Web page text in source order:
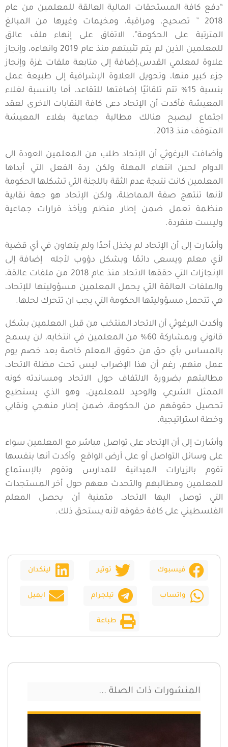
“دفع كافة المستحقات المالية العالقة للمعلمين من عام
2018 ” تصحيح، ومراقبة، ومخيمات وغيرها من المبالغ
المترتبة على الحكومة”، الاتفاق على إنهاء ملف عالق
للمعلمين الذين لم يتم تثبيتهم منذ عام 2019 وانهاءه، وإنجاز
علاوة لمعلمي القدس،إضافة إلى متابعة ملفات غزة وإنجاز
جزء كبير منها، وتحويل العلاوة الإشرافية إلى طبيعة عمل
بنسبة 15% تتم تلقائيًا إضافتها للتقاعد، أما بالنسبة لغلاء
المعيشة فأكدت أن الإتحاد دعى كافة النقابات الاخرى لعقد
اجتماع ليصبح هنالك مطالبة جماعية بغلاء المعيشة
المتوقف منذ 2013.
وأضافت البرغوثي أن الإتحاد طلب من المعلمين العودة الى
الدوام لحين انتهاء المهلة ولكن ردة الفعل التي أبداها
المعلمين كانت نتيجة عدم الثقة باللجنة التي تشكلها الحكومة
لأنها تنتهج صفة المماطلة، ولكن الإتحاد هو جهة نقابية
منظمة تعمل ضمن إطار منظم ويأخذ قرارات جماعية
وليست منفردة.
وأشارت إلى أن الإتحاد لم يخذل أحدًا ولم يتهاون في أي قضية
لأي معلم ويسعى دائمًا وبشكل دؤوب لأجله إضافة إلى
الإنجازات التي حققها الاتحاد منذ عام 2018 من ملفات عالقة،
والملفات العالقة التي يحمل المعلمين مسؤوليتها للإتحاد،
هي تتحمل مسؤوليتها الحكومة التي يجب ان تتحرك لحلها.
وأكدت البرغوثي أن الاتحاد المنتخب من قبل المعلمين بشكل
قانوني وبمشاركة 60% من المعلمين في انتخابه، لن يسمح
بالمساس بأي حق من حقوق المعلم خاصة بعد خصم يوم
عمل منهم، رغم أن هذا الإضراب ليس تحت مظلة الاتحاد،
مطالبتهم بضرورة الالتفاف حول الاتحاد ومساندته كونه
الممثل الشرعي والوحيد للمعلمين، وهو الذي يستطيع
تحصيل حقوقهم من الحكومة، ضمن إطار منهجي ونقابي
وخطة استراتيجية.
وأشارت إلى أن الإتحاد على تواصل مباشر مع المعلمين سواء
على وسائل التواصل أو على أرض الواقع وأكدت أنها بنفسها
تقوم بالزيارات الميدانية للمدارس وتقوم بالإستماع
للمعلمين ومطالبهم والتحدث معهم حول أخر المستجدات
التي توصل اليها الاتحاد، متمنية أن يحصل المعلم
الفلسطيني على كافة حقوقه لأنه يستحق ذلك.
فيسبوك توتير لينكدان
واتساب تيلجرام ايميل
طباعة
المنشورات ذات الصلة ...